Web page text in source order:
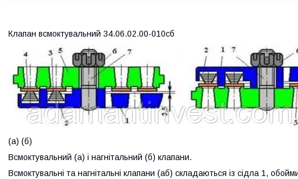
Клапан всмоктувальний 34.06.02.00-010сб
(а) (б)
Всмоктувальний (а) і нагнітальний (б) клапани.
Всмоктувальні та нагнітальні клапани (аб) складаються із сідла 1,